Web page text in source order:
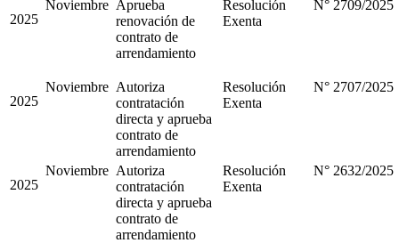
2025
Noviembre Aprueba
renovación de
contrato de
arrendamiento
Resolución
Exenta
N° 2709/2025
2025
Noviembre Autoriza
contratación
directa y aprueba
contrato de
arrendamiento
Resolución
Exenta
N° 2707/2025
2025
Noviembre Autoriza
contratación
directa y aprueba
contrato de
arrendamiento
Resolución
Exenta
N° 2632/2025